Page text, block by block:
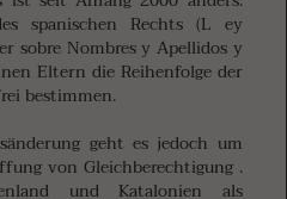
spanischen Rechts (L ey
sobre Nombres y Apellidos y
Eltern die Reihenfolge der
bestimmen.
geht es jedoch um
von Gleichberechtigung .
und Katalonien als